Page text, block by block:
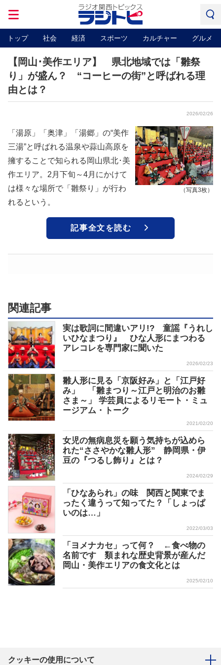
トップ 社会 経済 スポーツ カルチャー グルメ
【岡山･美作エリア】 県北地域では「雛祭
り」が盛ん？ “コーヒーの街”と呼ばれる理
由とは？
2026/02/26
（写真3枚）
「湯原」「奥津」「湯郷」の“美作
三湯”と呼ばれる温泉や蒜山高原を
擁することで知られる岡山県北･美
作エリア。2月下旬～4月にかけて
は様々な場所で「雛祭り」が行わ
れるという。
記事全文を読む
関連記事
実は歌詞に間違いアリ!? 童謡『うれし
いひなまつり』 ひな人形にまつわる
アレコレを専門家に聞いた
2026/02/23
雛人形に見る「京阪好み」と「江戸好
み」 「雛まつり～江戸と明治のお雛
さま～」 学芸員によるリモート・ミュ
ージアム・トーク
2021/02/20
女児の無病息災を願う気持ちが込めら
れた“ささやかな雛人形” 静岡県・伊
豆の『つるし飾り』とは？
2024/02/29
「ひなあられ」の味 関西と関東でま
ったく違うって知ってた？「しょっぱ
いのは…」
2022/03/03
「ヨメナカセ」って何？ ←食べ物の
名前です 類まれな歴史背景が産んだ
岡山・美作エリアの食文化とは
2025/02/10
クッキーの使用について